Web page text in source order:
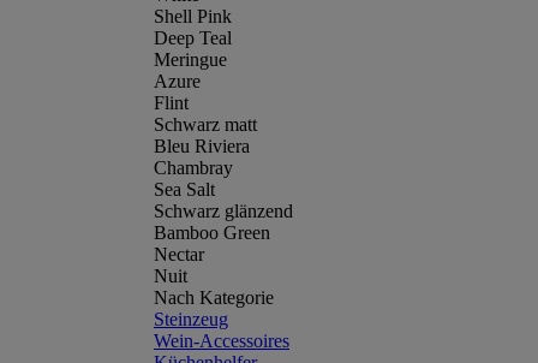
Shell Pink
Deep Teal
Meringue
Azure
Flint
Schwarz matt
Bleu Riviera
Chambray
Sea Salt
Schwarz glänzend
Bamboo Green
Nectar
Nuit
Nach Kategorie
Steinzeug
Wein-Accessoires